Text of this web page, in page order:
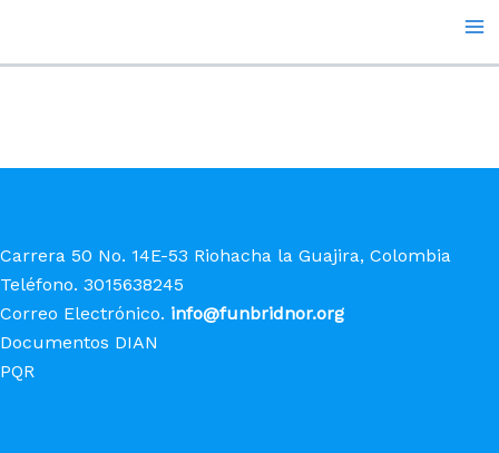
contenido
Carrera 50 No. 14E-53 Riohacha la Guajira, Colombia
Teléfono. 3015638245
Correo Electrónico. info@funbridnor.org
Documentos DIAN
PQR